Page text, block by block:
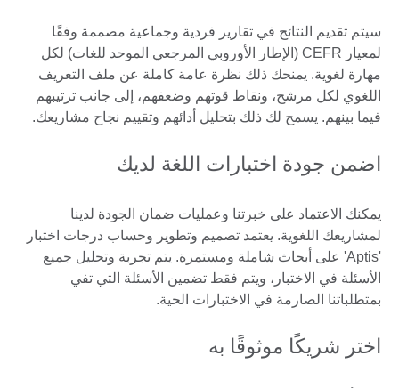
سيتم تقديم النتائج في تقارير فردية وجماعية مصممة وفقًا
لمعيار CEFR (الإطار الأوروبي المرجعي الموحد للغات) لكل
مهارة لغوية. يمنحك ذلك نظرة عامة كاملة عن ملف التعريف
اللغوي لكل مرشح، ونقاط قوتهم وضعفهم، إلى جانب ترتيبهم
فيما بينهم. يسمح لك ذلك بتحليل أدائهم وتقييم نجاح مشاريعك.
اضمن جودة اختبارات اللغة لديك
يمكنك الاعتماد على خبرتنا وعمليات ضمان الجودة لدينا
لمشاريعك اللغوية. يعتمد تصميم وتطوير وحساب درجات اختبار
'Aptis' على أبحاث شاملة ومستمرة. يتم تجربة وتحليل جميع
الأسئلة في الاختبار، ويتم فقط تضمين الأسئلة التي تفي
بمتطلباتنا الصارمة في الاختبارات الحية.
اختر شريكًا موثوقًا به